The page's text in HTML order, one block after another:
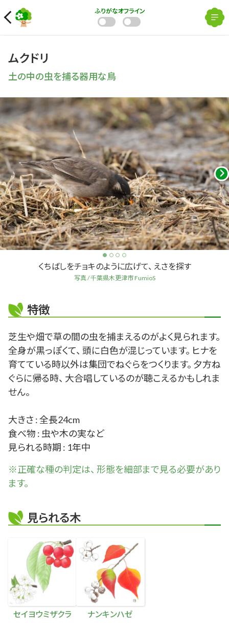
ふりがなオフライン
ムクドリ
土の中の虫を捕る器用な鳥
くちばしをチョキのように広げて、 えさを探す
写真 / 千葉県木更津市 FumioS
特徴
芝生や畑で草の間の虫を捕まえるのがよく見られます。
全身が黒っぽくて、 頭に白色が混じっています。 ヒナを
育てている時以外は集団でねぐらをつくります。 夕方ね
ぐらに帰る時、 大合唱しているのが聴こえるかもしれま
せん。
大きさ : 全長24cm
食べ物 : 虫や木の実など
見られる時期 : 1年中
※正確な種の判定は、 形態を細部まで見る必要があり
ます。
見られる木
セイヨウミザクラ ナンキンハゼ